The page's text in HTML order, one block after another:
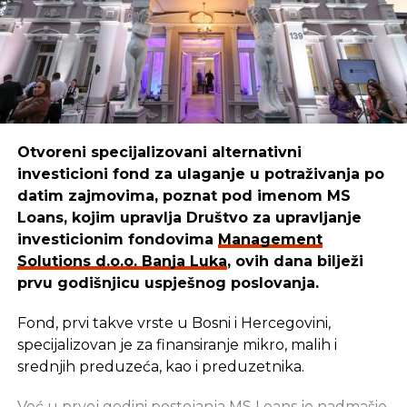
kredit.
„Naš najveći problem jeste ustvari nedostatak
dobro pripremljenih investicijskih projekata.
Ukoliko ne budemo brže radili na pripremi
investicijskih projekata, doći ćemo u situaciju da
određenim sektorima, koji su inače slabo razvijeni,
mi nemamo uopšte pripremljenih projekata koji bi
doprinijeli razvoju tog istog sektora. Ne postoji vizija
razvoja i pronalaska rješenja za poboljšanje stanja.
Još uvijek stagniramo u pojedinim sektorima, a
opravdanje nam je za sve da nemamo novca i da je
neko drugi kriv“, naglašavaju iz FIPA.
Među projektima koji su započeti ili koji su u planu
treba izdvojiti investiciju „MDD grupe“ u Nevesinju
u oblasti poljoprivrede, zatim investicije iz Austrije u
Otvoreni specijalizovani alternativni
investicioni fond za ulaganje u potraživanja po
datim zajmovima, poznat pod imenom MS
Loans, kojim upravlja Društvo za upravljanje
investicionim fondovima Management
Solutions d.o.o. Banja Luka, ovih dana bilježi
prvu godišnjicu uspješnog poslovanja.
Fond, prvi takve vrste u Bosni i Hercegovini,
specijalizovan je za finansiranje mikro, malih i
srednjih preduzeća, kao i preduzetnika.